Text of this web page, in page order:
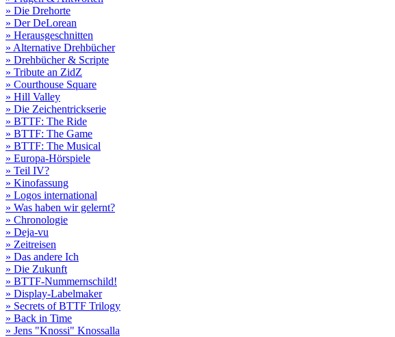
» Die Drehorte
» Der DeLorean
» Herausgeschnitten
» Alternative Drehbücher
» Drehbücher & Scripte
» Tribute an ZidZ
» Courthouse Square
» Hill Valley
» Die Zeichentrickserie
» BTTF: The Ride
» BTTF: The Game
» BTTF: The Musical
» Europa-Hörspiele
» Teil IV?
» Kinofassung
» Logos international
» Was haben wir gelernt?
» Chronologie
» Deja-vu
» Zeitreisen
» Das andere Ich
» Die Zukunft
» BTTF-Nummernschild!
» Display-Labelmaker
» Secrets of BTTF Trilogy
» Back in Time
» Jens "Knossi" Knossalla